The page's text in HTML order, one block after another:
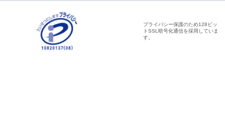
プライバシー保護のため128ビッ
トSSL暗号化通信を採用していま
す。